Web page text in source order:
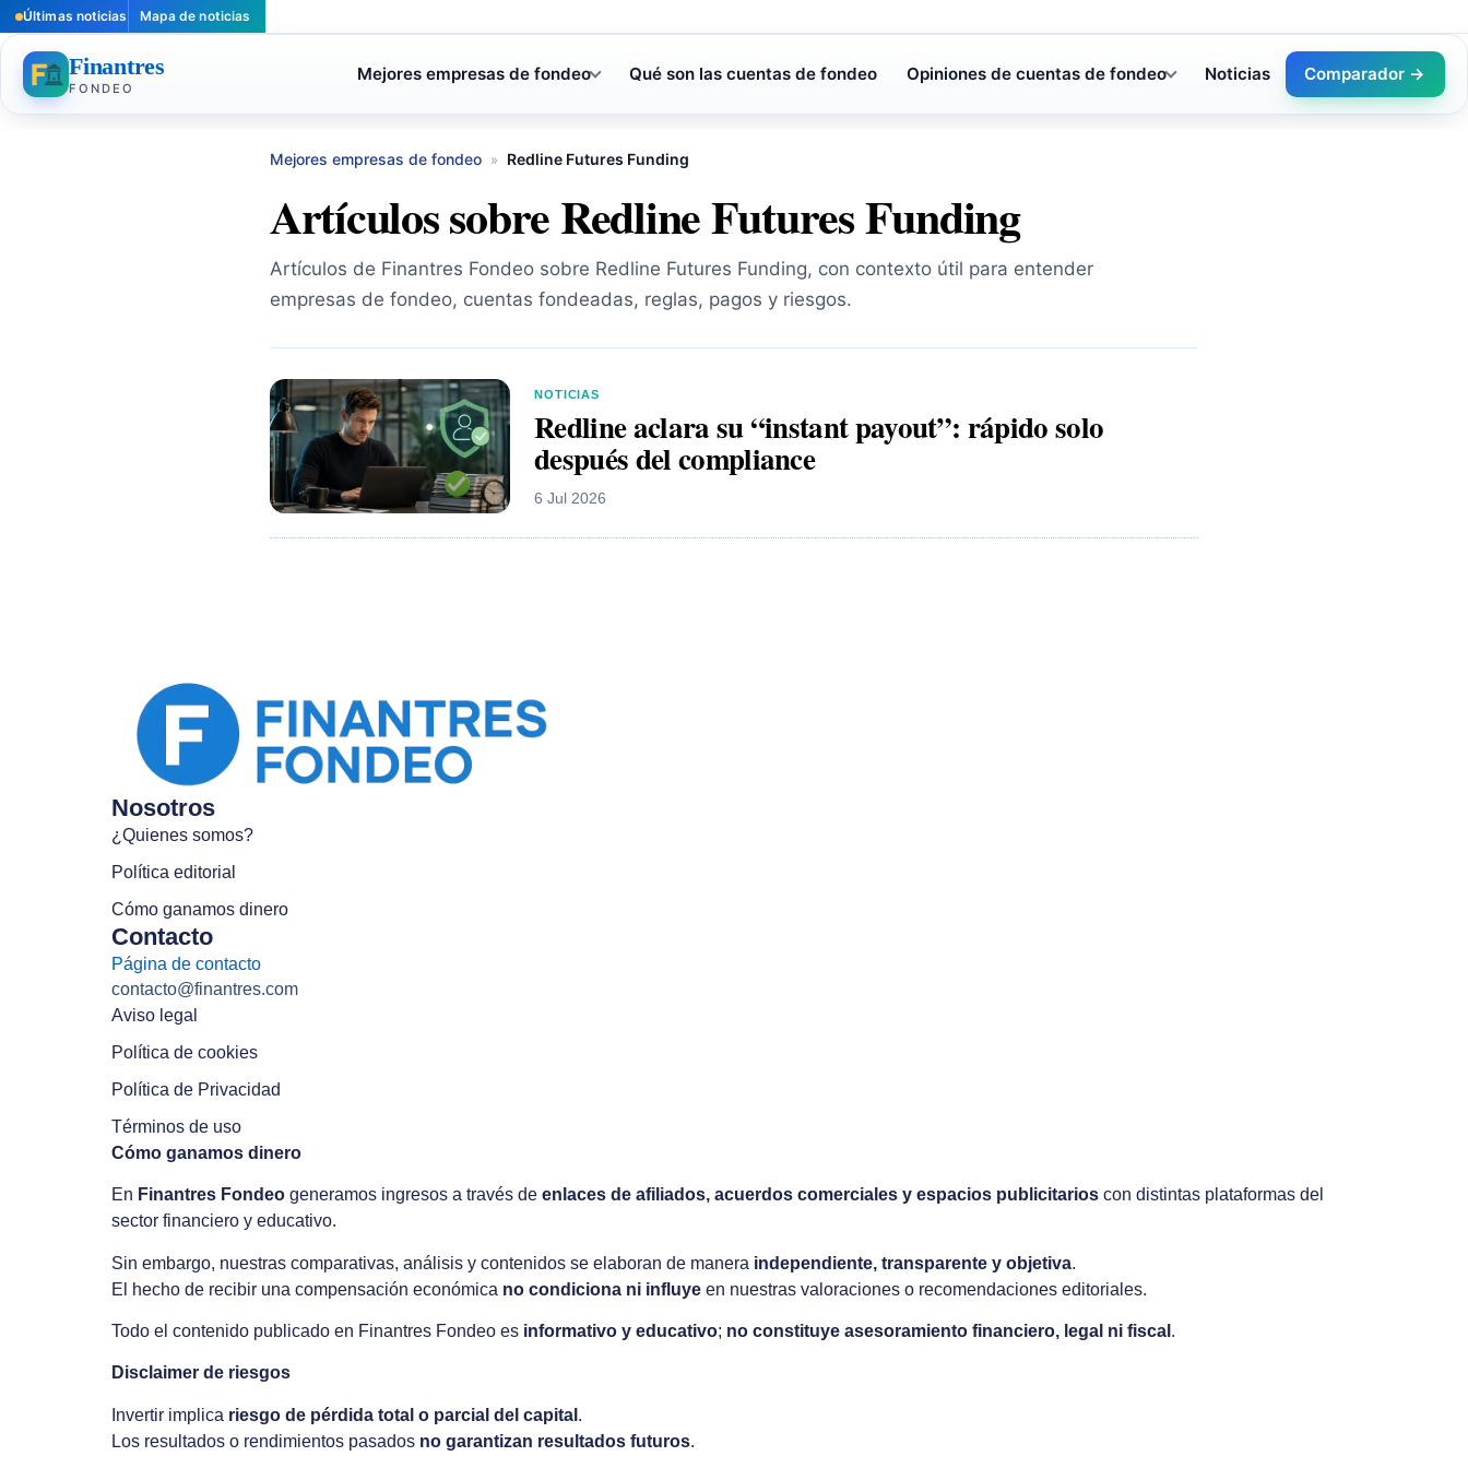
Últimas noticias Mapa de noticias
Finantres
FONDEO
Mejores empresas de fondeo Qué son las cuentas de fondeo Opiniones de cuentas de fondeo Noticias Comparador →
Mejores empresas de fondeo » Redline Futures Funding
Artículos sobre Redline Futures Funding
Artículos de Finantres Fondeo sobre Redline Futures Funding, con contexto útil para entender
empresas de fondeo, cuentas fondeadas, reglas, pagos y riesgos.
NOTICIAS
Redline aclara su “instant payout”: rápido solo
después del compliance
6 Jul 2026
Nosotros
¿Quienes somos?
Política editorial
Cómo ganamos dinero
Contacto
Página de contacto
contacto@finantres.com
Aviso legal
Política de cookies
Política de Privacidad
Términos de uso
Cómo ganamos dinero
En Finantres Fondeo generamos ingresos a través de enlaces de afiliados, acuerdos comerciales y espacios publicitarios con distintas plataformas del
sector financiero y educativo.
Sin embargo, nuestras comparativas, análisis y contenidos se elaboran de manera independiente, transparente y objetiva.
El hecho de recibir una compensación económica no condiciona ni influye en nuestras valoraciones o recomendaciones editoriales.
Todo el contenido publicado en Finantres Fondeo es informativo y educativo; no constituye asesoramiento financiero, legal ni fiscal .
Disclaimer de riesgos
Invertir implica riesgo de pérdida total o parcial del capital .
Los resultados o rendimientos pasados no garantizan resultados futuros.